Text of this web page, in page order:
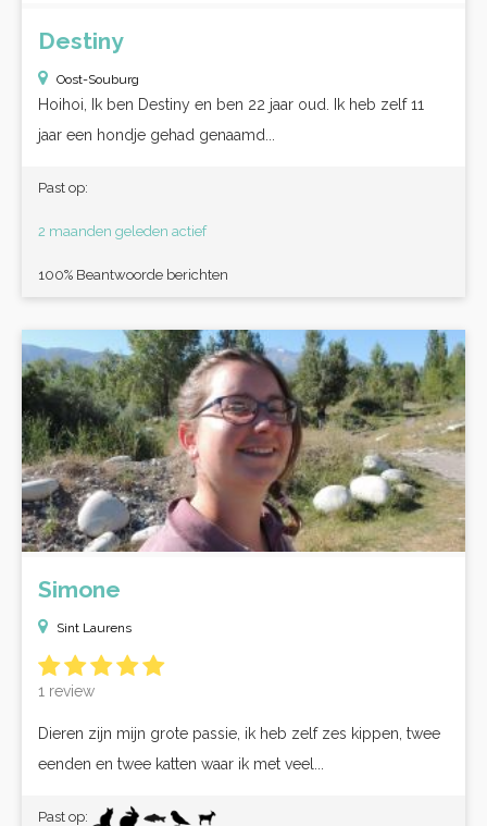
Destiny
Oost-Souburg
Hoihoi, Ik ben Destiny en ben 22 jaar oud. Ik heb zelf 11
jaar een hondje gehad genaamd...
Past op:
2 maanden geleden actief
100% Beantwoorde berichten
Simone
Sint Laurens
1 review
Dieren zijn mijn grote passie, ik heb zelf zes kippen, twee
eenden en twee katten waar ik met veel...
Past op: